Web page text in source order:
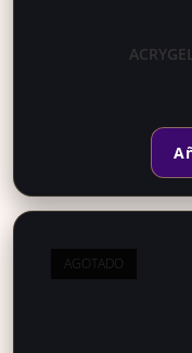
AGOTADO